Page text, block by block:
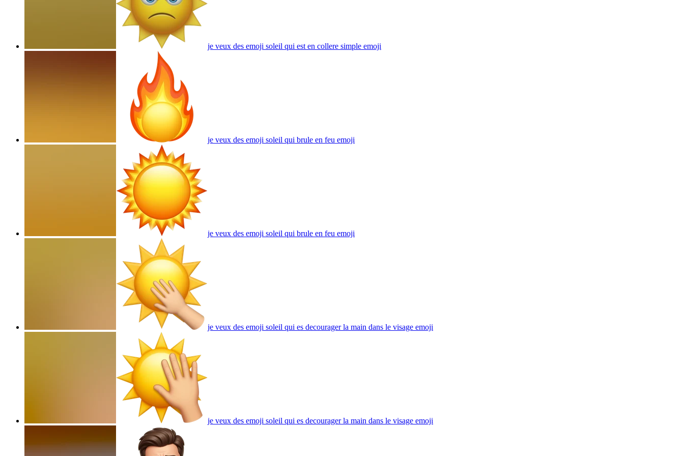
je veux des emoji soleil qui est en collere simple emoji
je veux des emoji soleil qui brule en feu emoji
je veux des emoji soleil qui brule en feu emoji
je veux des emoji soleil qui es decourager la main dans le visage emoji
je veux des emoji soleil qui es decourager la main dans le visage emoji